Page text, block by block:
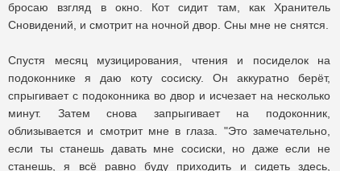
бросаю взгляд в окно. Кот сидит там, как Хранитель
Сновидений, и смотрит на ночной двор. Сны мне не снятся.
Спустя месяц музицирования, чтения и посиделок на
подоконнике я даю коту сосиску. Он аккуратно берёт,
спрыгивает с подоконника во двор и исчезает на несколько
минут. Затем снова запрыгивает на подоконник,
облизывается и смотрит мне в глаза. "Это замечательно,
если ты станешь давать мне сосиски, но даже если не
станешь, я всё равно буду приходить и сидеть здесь,